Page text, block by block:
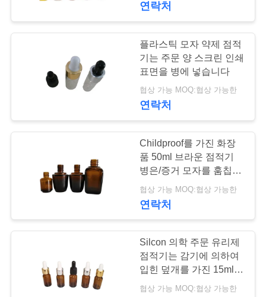
하
POLICY
연락처
플라스틱 모자 약제 점적
기는 주문 양 스크린 인쇄
표면을 병에 넣습니다
협상 가능 MOQ:협상 가능한
연락처
Childproof를 가진 화장
품 50ml 브라운 점적기
병은/증거 모자를 훔칩니
다
협상 가능 MOQ:협상 가능한
연락처
Silcon 의학 주문 유리제
점적기는 감기에 의하여
입힌 덮개를 가진 15ml를
병에 넣습니다
협상 가능 MOQ:협상 가능한